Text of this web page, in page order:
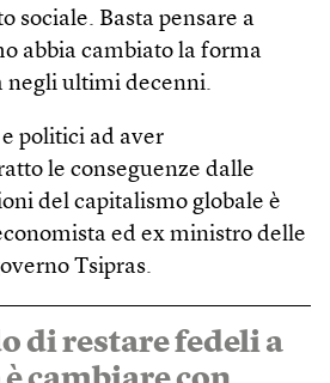
sociale. Basta pensare a
abbia cambiato la forma
negli ultimi decenni.
politici ad aver
le conseguenze dalle
del capitalismo globale è
ed ex ministro delle
Tsipras.
di restare fedeli a